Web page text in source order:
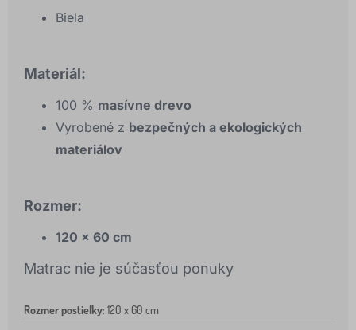
Biela
Materiál:
100 % masívne drevo
Vyrobené z bezpečných a ekologických
materiálov
Rozmer:
120 × 60 cm
Matrac nie je súčasťou ponuky
Rozmer postieľky: 120 x 60 cm